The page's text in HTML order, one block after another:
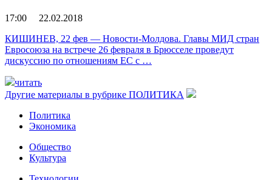
17:00 22.02.2018
КИШИНЕВ, 22 фев — Новости-Молдова. Главы МИД стран
Евросоюза на встрече 26 февраля в Брюсселе проведут
дискуссию по отношениям ЕС с …
читать
Другие материалы в рубрике ПОЛИТИКА
Политика
Экономика
Общество
Культура